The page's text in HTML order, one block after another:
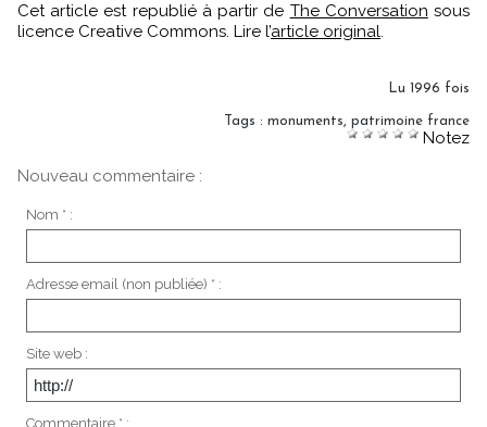
Cet article est republié à partir de The Conversation sous
licence Creative Commons. Lire l’article original.
Lu 1996 fois
Tags : monuments, patrimoine france
Notez
Nouveau commentaire :
Nom * :
Adresse email (non publiée) * :
Site web :
Commentaire * :